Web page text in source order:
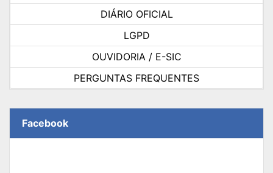
DIÁRIO OFICIAL
LGPD
OUVIDORIA / E-SIC
PERGUNTAS FREQUENTES
Facebook